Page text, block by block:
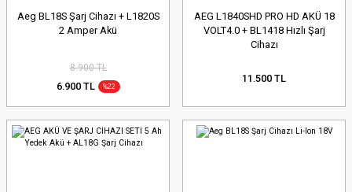
Aeg BL18S Şarj Cihazı + L1820S
2 Amper Akü
8.900 TL
6.900 TL %22
AEG L1840SHD PRO HD AKÜ 18
VOLT4.0 + BL1418 Hızlı Şarj
Cihazı
11.500 TL